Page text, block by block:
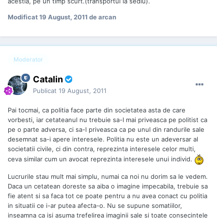
Modificat19 August, 2011 de arcan
Moderator
Catalin
Publicat 19 August, 2011
Pai tocmai, ca politia face parte din societatea asta de care
vorbesti, iar cetateanul nu trebuie sa-l mai priveasca pe politist ca
pe o parte adversa, ci sa-l priveasca ca pe unul din randurile sale
desemnat sa-i apere interesele. Politia nu este un adeversar al
societatii civile, ci din contra, reprezinta interesele celor multi,
ceva similar cum un avocat reprezinta interesele unui individ.
Lucrurile stau mult mai simplu, numai ca noi nu dorim sa le vedem.
Daca un cetatean doreste sa aiba o imagine impecabila, trebuie sa
fie atent si sa faca tot ce poate pentru a nu avea conact cu politia
in situatii ce i-ar putea afecta-o. Nu se supune somatiilor,
inseamna ca isi asuma trefelirea imaginii sale si toate consecintele